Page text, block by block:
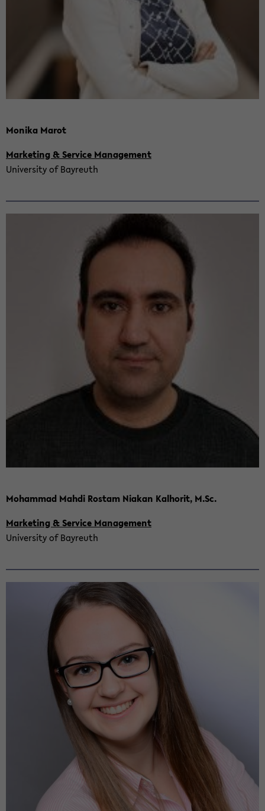
Mo­ni­ka Marot
Mar­ke­ting & Ser­vice Ma­nage­ment
Uni­ver­si­ty of Bay­reuth
Mo­ham­mad Mahdi Ro­s­tam Nia­kan Kal­ho­rit, M.Sc.
Mar­ke­ting & Ser­vice Ma­nage­ment
Uni­ver­si­ty of Bay­reuth